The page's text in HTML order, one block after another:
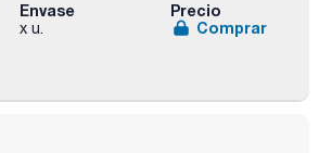
Envase
x u.
Precio
Comprar